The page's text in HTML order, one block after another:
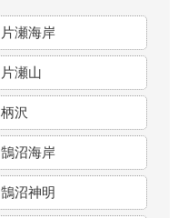
片瀬海岸
片瀬山
柄沢
鵠沼海岸
鵠沼神明